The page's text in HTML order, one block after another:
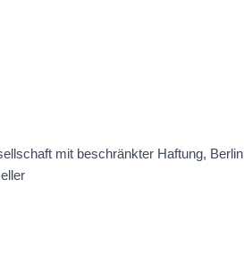
mit beschränkter Haftung, Berlin